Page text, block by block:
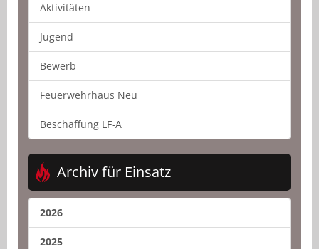
Aktivitäten
Jugend
Bewerb
Feuerwehrhaus Neu
Beschaffung LF-A
Archiv für Einsatz
2026
2025